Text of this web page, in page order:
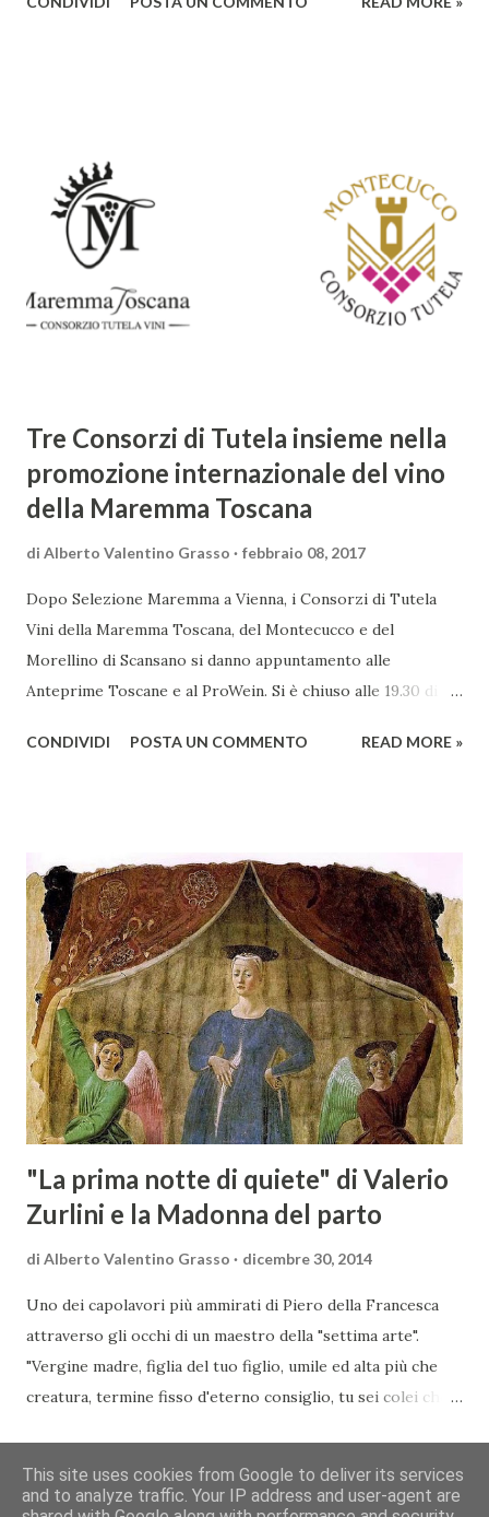
rendono un'opera fondamentale per il periodo. Marino fu
abbracciando invece i principi del Barocco: l'arte come
meraviglia, l'ostentazione della tecnica e la ricerca del
sorprendente. Marino visse in un'epoca di grandi
cambiamenti culturali e sociali, e la sua opera riflette questa
complessità. L'Adone è un poema epico-mitologico in 20
canti, composto da oltre 40.000 versi. Narra la storia
Tre Consorzi di Tutela insieme nella
promozione internazionale del vino
della Maremma Toscana
di Alberto Valentino Grasso febbraio 08, 2017
Dopo Selezione Maremma a Vienna, i Consorzi di Tutela
Vini della Maremma Toscana, del Montecucco e del
Morellino di Scansano si danno appuntamento alle
Anteprime Toscane e al ProWein. Si è chiuso alle 19.30 di
presso l’Hotel Regina di Vienna dalla società Wein & Kultur,
territorio maremmano: Consorzio Tutela Vini della
Maremma Toscana, del Montecucco e del Morellino di
Scansano. Scopo dell’iniziativa è stato quello di promuovere
le eccellenze vitivinicole della regione in Austria, un
mercato dove il potenziale di crescita è ancora molto alto,
assistendo i produttori nella creazione di contatti
commerciali con gli operatori locali. Gli organizzatori
dell’evento, Christian Bauer, austriaco ed esperto di vini e
conoscitore dei mercati di lingua tedes...
CONDIVIDI POSTA UN COMMENTO READ MORE »
"La prima notte di quiete" di Valerio
Zurlini e la Madonna del parto
di Alberto Valentino Grasso dicembre 30, 2014
Uno dei capolavori più ammirati di Piero della Francesca
attraverso gli occhi di un maestro della "settima arte".
"Vergine madre, figlia del tuo figlio, umile ed alta più che
creatura, termine fisso d'eterno consiglio, tu sei colei che
Maria a Momentana, isolata in mezzo al verde delle pendici
CONDIVIDI POSTA UN COMMENTO READ MORE »
This site uses cookies from Google to deliver its services
and to analyze traffic. Your IP address and user-agent are